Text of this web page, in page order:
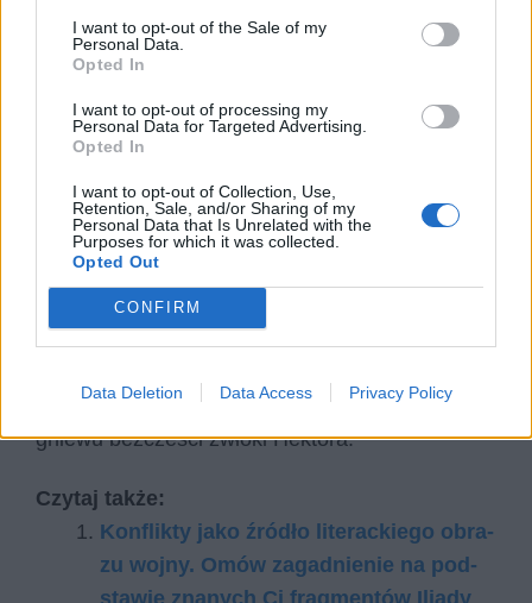
I want to opt-out of the Sale of my
Personal Data.
Opted In
I want to opt-out of processing my
Personal Data for Targeted Advertising.
Opted In
I want to opt-out of Collection, Use,
Retention, Sale, and/or Sharing of my
Personal Data that Is Unrelated with the
Purposes for which it was collected.
Opted Out
CONFIRM
Data Deletion Data Access Privacy Policy
równie wieloma względami, ci dwaj herosi się od
siebie różnią. Podczas gdy Hektor całe serce
wkłada w walkę za ojczyznę, Achilles myśli tylko
o własnej sławie. Trojańczyk kieruje się
dowódcą, Grek jest impulsywny, nie panuje
nad swoimi emocjami, często biorą nad nim
górę uczucia negatywne, jak np. gniew
Hektor jest honorowy – przed pojedynkiem
takiej przysięgi, a kiedy wygrywa, z zemsty i
gniewu bezcześci zwłoki Hektora.
Czytaj także:
Kon­flik­ty jako źró­dło li­te­rac­kie­go ob­ra­
zu woj­ny. Omów za­gad­nie­nie na pod­
sta­wie zna­nych Ci frag­men­tów Ilia­dy